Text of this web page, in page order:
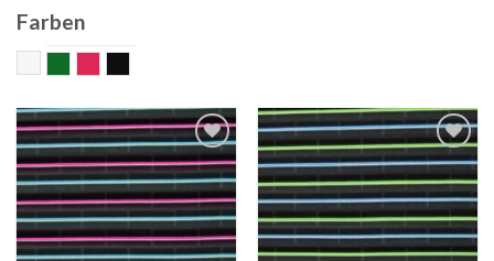
Farben
Auf die
Wunschliste
Auf die
Wunschliste